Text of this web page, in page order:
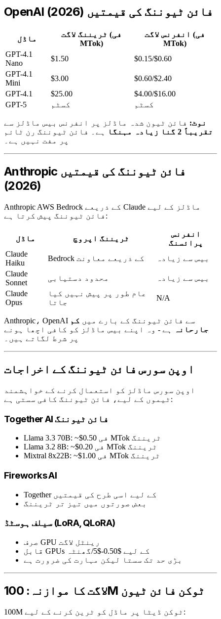
OpenAI فائن ٹیوننگ کی قیمتیں (2026)
ماڈل
ٹریننگ لاگت (فی
MTok)
انفرنس لاگت (فی
MTok)
GPT-4.1
Nano
$1.50
$0.15/$0.60
GPT-4.1
Mini
$3.00
$0.60/$2.40
GPT-4.1
$25.00
$4.00/$16.00
GPT-5
کسٹم کسٹم
نوٹ: فائن ٹیون شدہ ماڈلز پر انفرنس بیس ماڈلز سے
تقریباً 2 گنا زیادہ مہنگا
ہے۔ فائن ٹیوننگ رن ٹائم
پر مفت نہیں ہے۔
Anthropic فائن ٹیوننگ کی قیمتیں
(2026)
Anthropic AWS Bedrock کے ذریعے Claude ماڈلز کے لیے
فائن ٹیوننگ پیش کرتا ہے:
ماڈل ٹریننگ اپروچ
انفرنس
پرائسنگ
Claude
Haiku
Bedrock کے ذریعے معاونت
بیس سے زیادہ
Claude
Sonnet
محدود دستیابی
بیس سے زیادہ
Claude
Opus
عام طور پر پیش نہیں کیا
جاتا
N/A
Anthropic، OpenAI سے فائن ٹیوننگ کے بارے میں کم
جارحانہ
ہے - وہ اپنے بیس ماڈلز کو کافی اچھا ہونے
پر شرط لگاتے ہیں۔
اوپن سورس فائن ٹیوننگ کے اخراجات
اوپن سورس ماڈلز کو استعمال کرنے کے خواہشمند
ٹیموں کے لیے، فائن ٹیوننگ کافی سستی ہے:
Together AI فائن ٹیوننگ
Llama 3.3 70B: ~$0.50 فی MTok ٹریننگ
Llama 3.2 8B: ~$0.20 فی MTok ٹریننگ
Mixtral 8x22B: ~$1.00 فی MTok ٹریننگ
Fireworks AI
Together کے لیے اسی طرح کی قیمتیں
بعض صورتوں میں تیز تر ٹریننگ
سیلف ہوسٹڈ (LoRA, QLoRA)
صرف GPU رینٹل لاگت
قابل GPUs کے لیے $0.50-$5/گھنٹہ
بڑی حد تک سستا لیکن مہارت کی ضرورت ہے
لاگت کا موازنہ: 100M ٹوکن فائن ٹیون
100M ٹوکن ڈیٹا پر ماڈل کو ٹرین کرنے کے لیے: